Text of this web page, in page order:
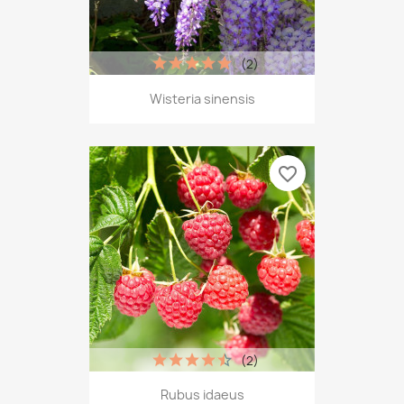
Wisteria sinensis
(2)
Rubus idaeus
(2)
favorite_border